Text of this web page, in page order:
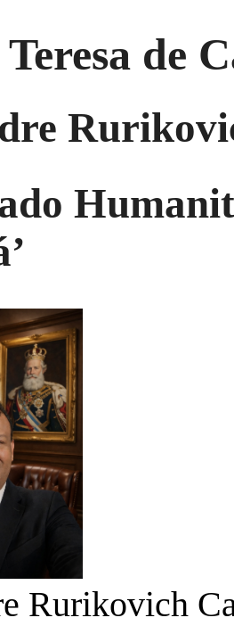
de
Rurikovich